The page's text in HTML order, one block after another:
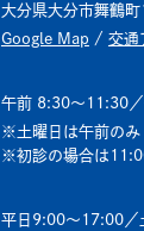
大分県大分市舞鶴町
Google Map / 交通
午前 8:30～11:30
土曜日は午前のみ
初診の場合は
平日9:00～17:00／